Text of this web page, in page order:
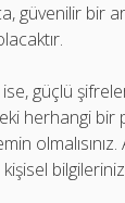
güvenilir bir
güçlü
herhangi bir
olmalısınız.
kişisel